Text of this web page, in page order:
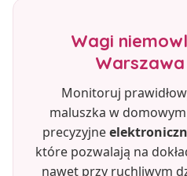
Wagi
Warszawa
Monitoruj
maluszka w
precyzyjne
które pozwalają na
nawet przy ruchliwym